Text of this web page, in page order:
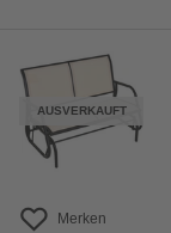
AUSVERKAUFT
Merken